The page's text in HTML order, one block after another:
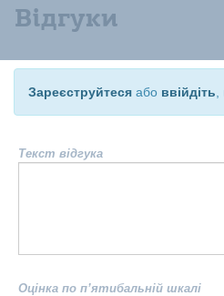
Відгуки
Зареєструйтеся або ввійдіть
Текст відгука
Оцінка по п’ятибальній шкалі